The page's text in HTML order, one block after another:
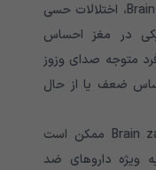
احساس شوک الکتریکی در مغز یا Brain zap، اختلالات حسی
در مغز احساس
متوجه صدای وزوز
ضعف یا از حال
احساس شوک الکتریکی در مغز یا Brain zap ممکن است
ویژه داروهای ضد